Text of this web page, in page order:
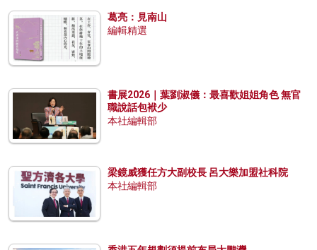
葛亮：見南山
編輯精選
書展2026｜葉劉淑儀：最喜歡姐姐角色 無官
職說話包袱少
本社編輯部
梁鏡威獲任方大副校長 呂大樂加盟社科院
本社編輯部